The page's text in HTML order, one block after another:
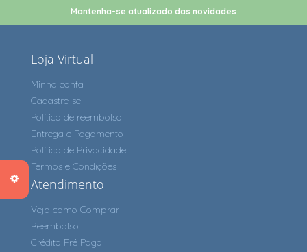
Mantenha-se atualizado das novidades
Loja Virtual
Minha conta
Cadastre-se
Política de reembolso
Entrega e Pagamento
Política de Privacidade
Termos e Condições
Atendimento
Veja como Comprar
Reembolso
Crédito Pré Pago